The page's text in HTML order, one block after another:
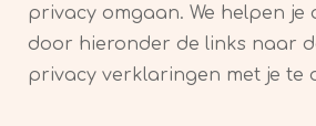
privacy omgaan. We helpen je
door hieronder de links naar
privacy verklaringen met je te